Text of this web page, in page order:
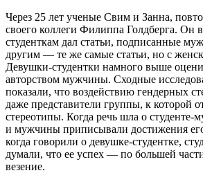
Через 25 лет ученые Свим и Занна,
своего коллеги Филиппа Голдберга. Он
студенткам дал статьи, подписанные
другим — те же самые статьи, но с
Девушки-студентки намного выше
авторством мужчины. Сходные
показали, что воздействию гендерных
даже представители группы, к которой
стереотипы. Когда речь шла о
и мужчины приписывали достижения
когда говорили о девушке-студентке,
думали, что ее успех — по большей
везение.